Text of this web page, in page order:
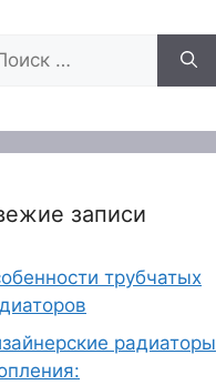
записи
трубчатых
радиаторы